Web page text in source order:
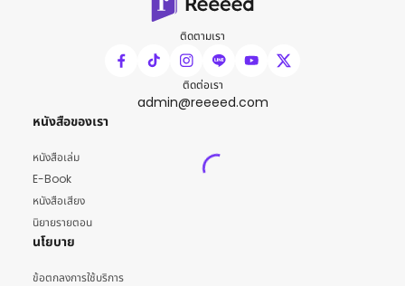
ติดตามเรา
ติดต่อเรา
admin@reeeed.com
หนังสือของเรา
หนังสือเล่ม
E-Book
หนังสือเสียง
นิยายรายตอน
นโยบาย
ข้อตกลงการใช้บริการ